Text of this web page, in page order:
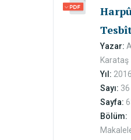
ve’l-
Yazar:
Karataş
Yıl:
Sayı: 36
Sayfa:
Bölüm: